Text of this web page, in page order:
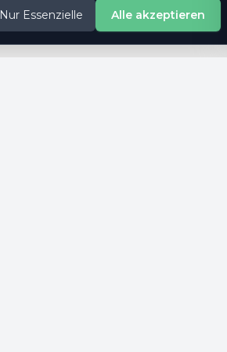
Nur Essenzielle Alle akzeptieren